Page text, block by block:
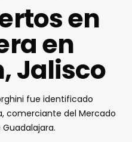
en
en
Jalisco
fue identificado
comerciante del Mercado